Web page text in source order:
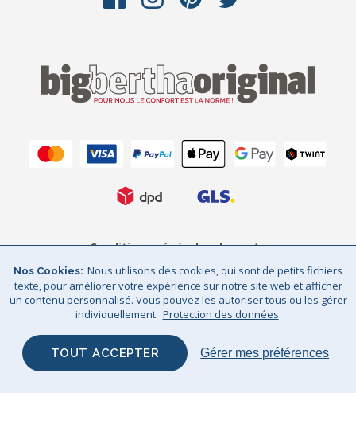
Conditions générales de vente
Protection des données
Mentions légales
Sitemap
© Big Bertha Original 2026
GHS Retail Ltd / © Big Bertha Original 2025
Nos Cookies Nous utilisons des cookies, qui sont de petits fichiers
texte, pour améliorer votre expérience sur notre site web et afficher
un contenu personnalisé. Vous pouvez les autoriser tous ou les gérer
individuellement. Protection des données
TOUT ACCEPTER Gérer mes préférences